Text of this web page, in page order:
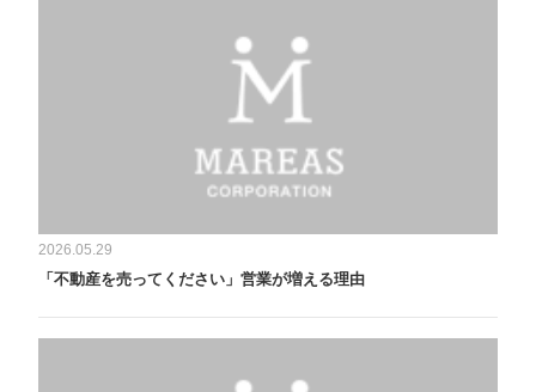
2026.05.29
「不動産を売ってください」営業が増える理由